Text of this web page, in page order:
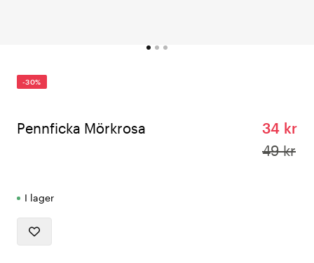
-30%
Pennficka Mörkrosa
34 kr
49 kr
I lager